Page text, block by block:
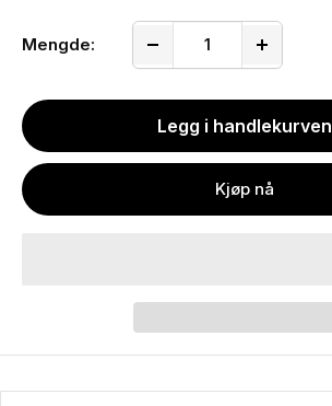
Mengde:
Legg i handlekurven
Kjøp nå